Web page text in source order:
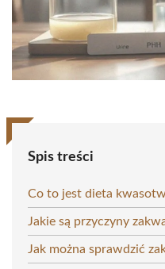
Spis treści
Co to jest dieta
Jakie są przyczyny
Jak można sprawdzić